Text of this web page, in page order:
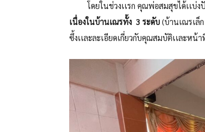
โดยในช่วงเเรก คุณพ่อสมสุขได้เเบ่งปั
เนื่องในบ้านเณรทั้ง 3 ระดับ(บ้านเณรเล็
ซึ้งเเละละเอียดเกี่ยวกับคุณสมบัติเเละหน้